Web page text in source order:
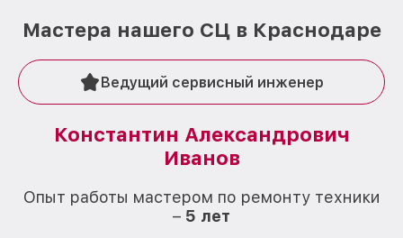
Мастера нашего СЦ в Краснодаре
Ведущий сервисный инженер
Константин Александрович
Иванов
Опыт работы мастером по ремонту техники
– 5 лет